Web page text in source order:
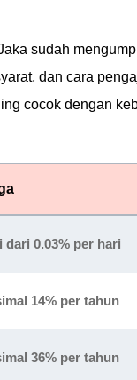
sudah
dan cara
cocok dengan
dari 0.03% per hari
14% per tahun
36% per tahun